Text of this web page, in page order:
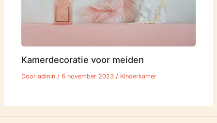
Kamerdecoratie voor meiden
Dooradmin/6 november 2023/ Kinderkamer